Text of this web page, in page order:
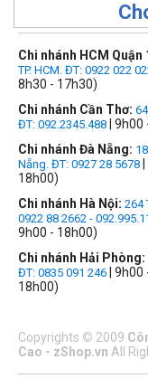
Chi nhánh HCM Quận
TP. HCM. ĐT: 0922 022
8h30 - 17h30)
Chi nhánh Cần Thơ:
ĐT: 092.2345.488 |
Chi nhánh Đà Nẵng:
Nẵng. ĐT: 0927 28 5678
18h00)
Chi nhánh Hà Nội: 264
0922 88 2662 -
9h00 - 18h00)
Chi nhánh Hải Phòng:
ĐT: 0835 091 246 |
18h00)
Copyrights © 2009
Cao - zShop.vn All